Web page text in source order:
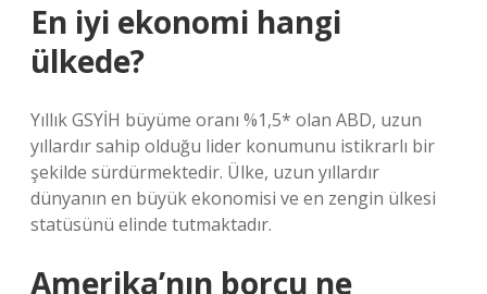
En iyi ekonomi hangi
ülkede?
Yıllık GSYİH büyüme oranı %1,5* olan ABD, uzun
yıllardır sahip olduğu lider konumunu istikrarlı bir
şekilde sürdürmektedir. Ülke, uzun yıllardır
dünyanın en büyük ekonomisi ve en zengin ülkesi
statüsünü elinde tutmaktadır.
Amerika’nın borcu ne